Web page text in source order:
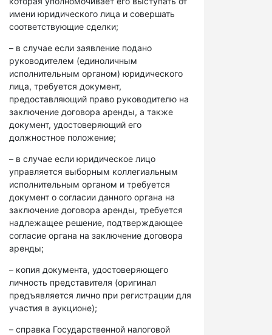
имени юридического лица и совершать
соответствующие сделки;
– в случае если заявление подано
руководителем (единоличным
исполнительным органом) юридического
лица, требуется документ,
предоставляющий право руководителю на
заключение договора аренды, а также
документ, удостоверяющий его
должностное положение;
– в случае если юридическое лицо
управляется выборным коллегиальным
исполнительным органом и требуется
документ о согласии данного органа на
заключение договора аренды, требуется
надлежащее решение, подтверждающее
согласие органа на заключение договора
аренды;
– копия документа, удостоверяющего
личность представителя (оригинал
предъявляется лично при регистрации для
участия в аукционе);
– справка Государственной налоговой